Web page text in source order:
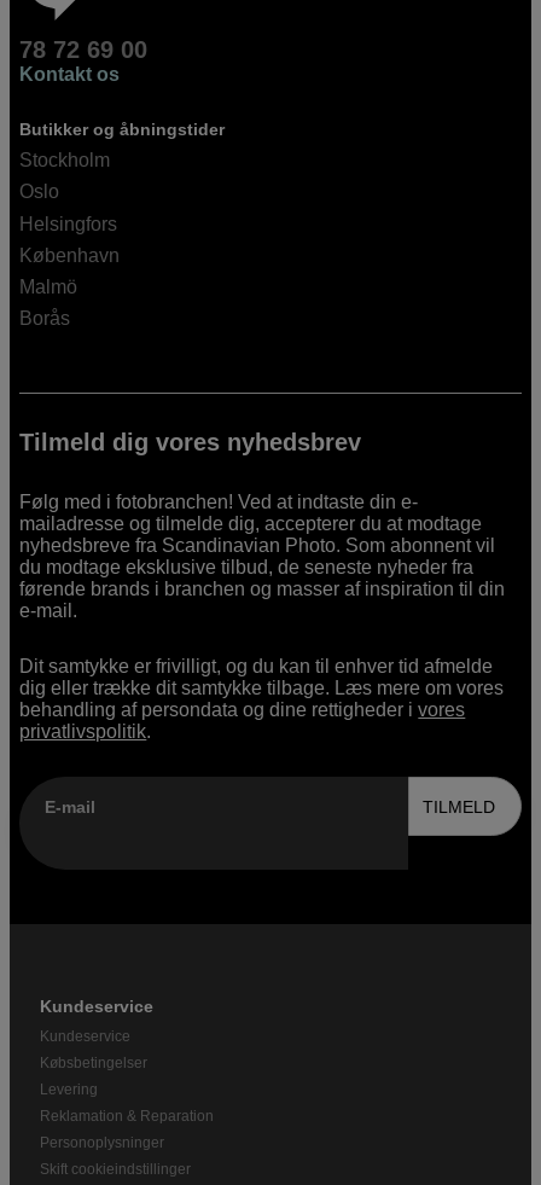
78 72 69 00
Kontakt os
Butikker og åbningstider
Stockholm
Oslo
Helsingfors
København
Malmö
Borås
Tilmeld dig vores nyhedsbrev
Følg med i fotobranchen! Ved at indtaste din e-
mailadresse og tilmelde dig, accepterer du at modtage
nyhedsbreve fra Scandinavian Photo. Som abonnent vil
du modtage eksklusive tilbud, de seneste nyheder fra
førende brands i branchen og masser af inspiration til din
e-mail.
Dit samtykke er frivilligt, og du kan til enhver tid afmelde
dig eller trække dit samtykke tilbage. Læs mere om vores
behandling af persondata og dine rettigheder ivores
privatlivspolitik.
E-mail TILMELD
Kundeservice
Kundeservice
Købsbetingelser
Levering
Reklamation & Reparation
Personoplysninger
Skift cookieindstillinger